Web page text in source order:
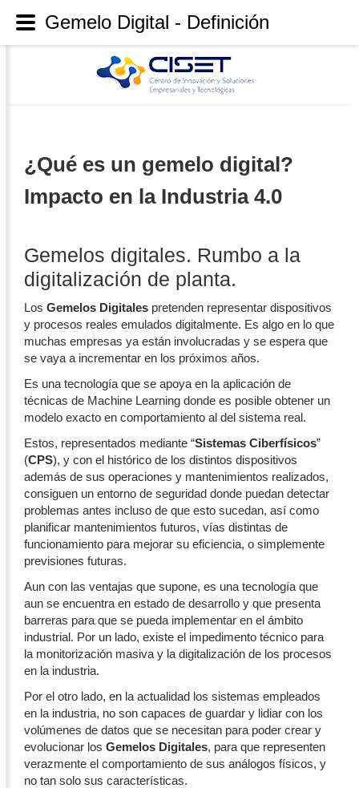
¿Qué es un gemelo digital?
Impacto en la Industria 4.0
Gemelos digitales. Rumbo a la
digitalización de planta.
Los Gemelos Digitales pretenden representar dispositivos
y procesos reales emulados digitalmente. Es algo en lo que
muchas empresas ya están involucradas y se espera que
se vaya a incrementar en los próximos años.
Es una tecnología que se apoya en la aplicación de
técnicas de Machine Learning donde es posible obtener un
modelo exacto en comportamiento al del sistema real.
Estos, representados mediante “Sistemas Ciberfísicos”
(CPS), y con el histórico de los distintos dispositivos
además de sus operaciones y mantenimientos realizados,
consiguen un entorno de seguridad donde puedan detectar
problemas antes incluso de que esto sucedan, así como
planificar mantenimientos futuros, vías distintas de
funcionamiento para mejorar su eficiencia, o simplemente
previsiones futuras.
Aun con las ventajas que supone, es una tecnología que
aun se encuentra en estado de desarrollo y que presenta
barreras para que se pueda implementar en el ámbito
industrial. Por un lado, existe el impedimento técnico para
la monitorización masiva y la digitalización de los procesos
en la industria.
Por el otro lado, en la actualidad los sistemas empleados
en la industria, no son capaces de guardar y lidiar con los
volúmenes de datos que se necesitan para poder crear y
evolucionar los Gemelos Digitales, para que representen
verazmente el comportamiento de sus análogos físicos, y
no tan solo sus características.
Gemelo Digital - Definición